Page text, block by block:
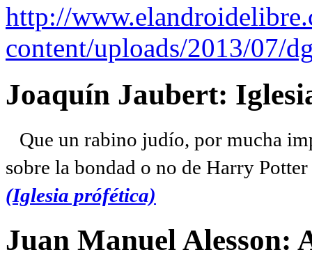
http://
content/uploads/2013/07/
Joaquín Jaubert:
Que un rabino judío, por mucha
sobre la bondad o no de Harry
(Iglesia prófética)
Juan Manuel Alesson: